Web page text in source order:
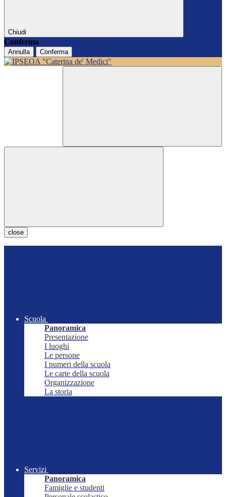
Chiudi
Conferma
Annulla Conferma
close
Scuola
Panoramica
Presentazione
I luoghi
Le persone
I numeri della scuola
Le carte della scuola
Organizzazione
La storia
Servizi
Panoramica
Famiglie e studenti